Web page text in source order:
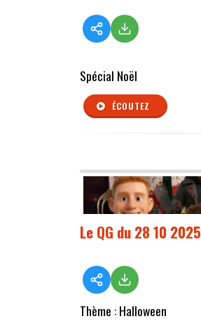
Spécial Noël
ÉCOUTEZ
Le QG du 28 10 2025
Thème : Halloween